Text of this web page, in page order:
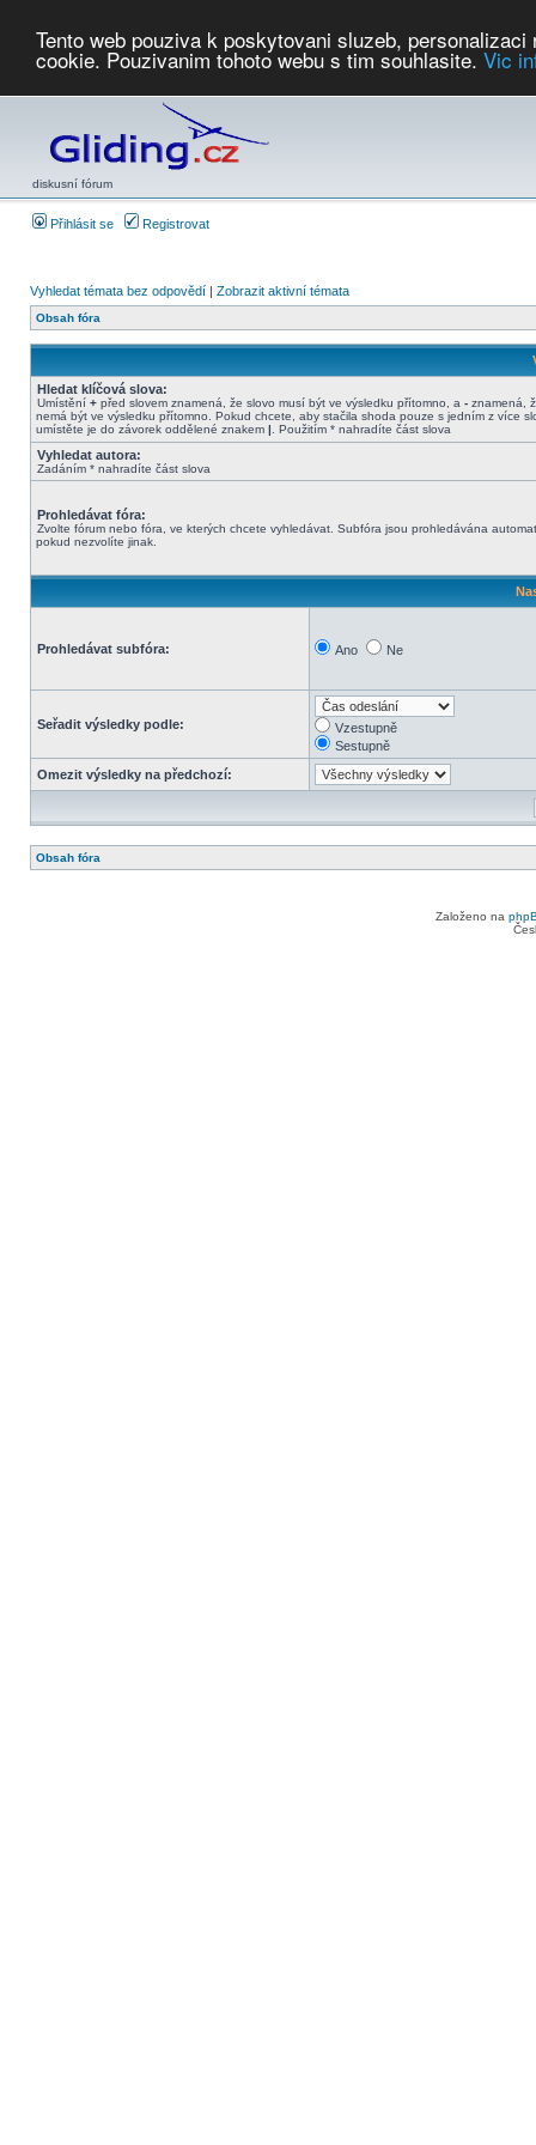
Tento web pouziva k poskytovani sluzeb,
cookie. Pouzivanim tohoto webu s tim souhlasite. Vic
diskusní fórum
Přihlásit se Registrovat
Vyhledat témata bez odpovědí | Zobrazit aktivní témata
Obsah fóra
Hledat klíčová slova:
Umístění + před slovem znamená, že slovo musí být ve výsledku přítomno, a - znamená,
nemá být ve výsledku přítomno. Pokud chcete, aby stačila shoda pouze s jedním z více
umístěte je do závorek oddělené znakem | . Použitím * nahradíte část slova
Vyhledat autora:
Zadáním * nahradíte část slova
Prohledávat fóra:
Zvolte fórum nebo fóra, ve kterých chcete vyhledávat. Subfóra jsou prohledávána
pokud nezvolíte jinak.
Prohledávat subfóra: Ano Ne
Seřadit výsledky podle:
Vzestupně
Sestupně
Omezit výsledky na předchozí:
Obsah fóra
Založeno na